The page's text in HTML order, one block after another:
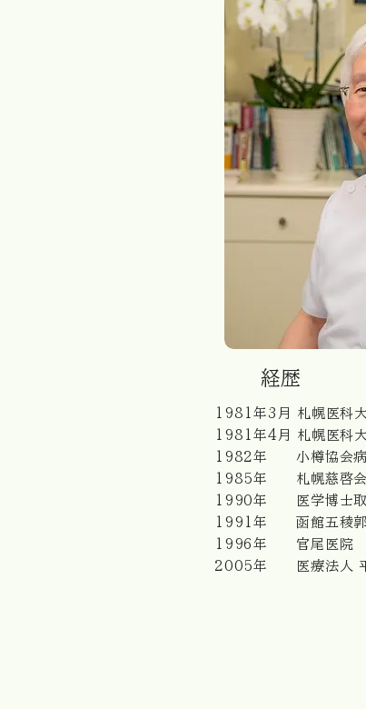
経歴
1981年3月 札幌医科
1981年4月 札幌医科
1982年 小樽協会
1985年 札幌慈啓会
​1990年 医学博士
1991年 函館五稜郭
1996年 官尾医院
2005年 医療法人 平